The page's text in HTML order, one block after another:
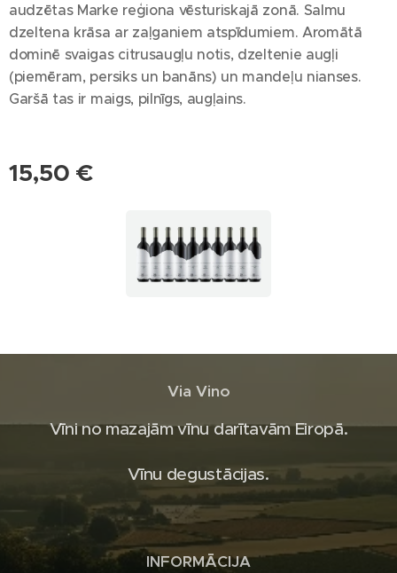
audzētas Marke reģiona vēsturiskajā zonā. Salmu
dzeltena krāsa ar zaļganiem atspīdumiem. Aromātā
dominē svaigas citrusaugļu notis, dzeltenie augļi
(piemēram, persiks un banāns) un mandeļu nianses.
Garšā tas ir maigs, pilnīgs, augļains.
15,50 €
Via Vino
Vīni no mazajām vīnu darītavām Eiropā.
Vīnu degustācijas.
INFORMĀCIJA